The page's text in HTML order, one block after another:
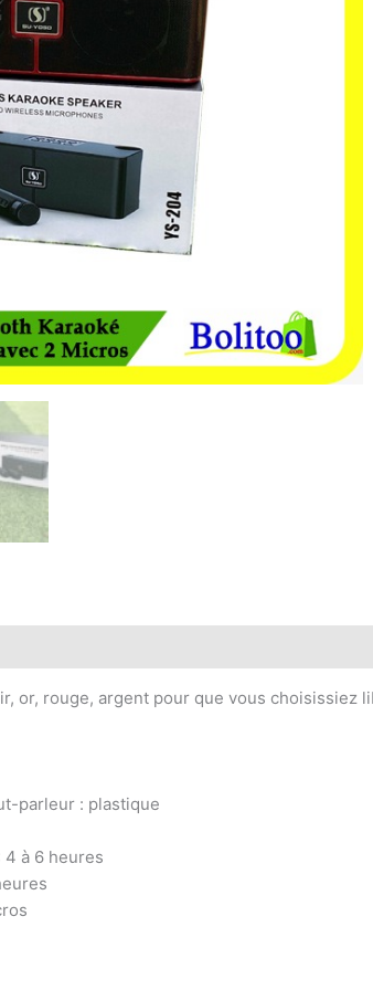
or, rouge, argent pour que vous choisissiez
parleur : plastique
à 6 heures